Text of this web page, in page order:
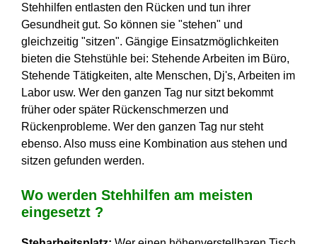
Stehhilfen entlasten den Rücken und tun ihrer
Gesundheit gut. So können sie "stehen" und
gleichzeitig "sitzen". Gängige Einsatzmöglichkeiten
bieten die Stehstühle bei: Stehende Arbeiten im Büro,
Stehende Tätigkeiten, alte Menschen, Dj's, Arbeiten im
Labor usw. Wer den ganzen Tag nur sitzt bekommt
früher oder später Rückenschmerzen und
Rückenprobleme. Wer den ganzen Tag nur steht
ebenso. Also muss eine Kombination aus stehen und
sitzen gefunden werden.
Wo werden Stehhilfen am meisten
eingesetzt ?